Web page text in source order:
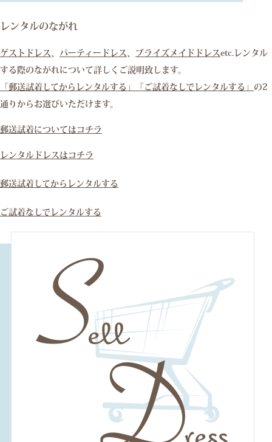
レンタルのながれ
ゲストドレス 、 パーティードレス 、 ブライズメイドドレスetc.レンタル
する際のながれについて詳しくご説明致します。
「郵送試着してからレンタルする」
「ご試着なしでレンタルする」 の2
通りからお選びいただけます。
郵送試着についてはコチラ
レンタルドレスはコチラ
郵送試着してからレンタルする
ご試着なしでレンタルする